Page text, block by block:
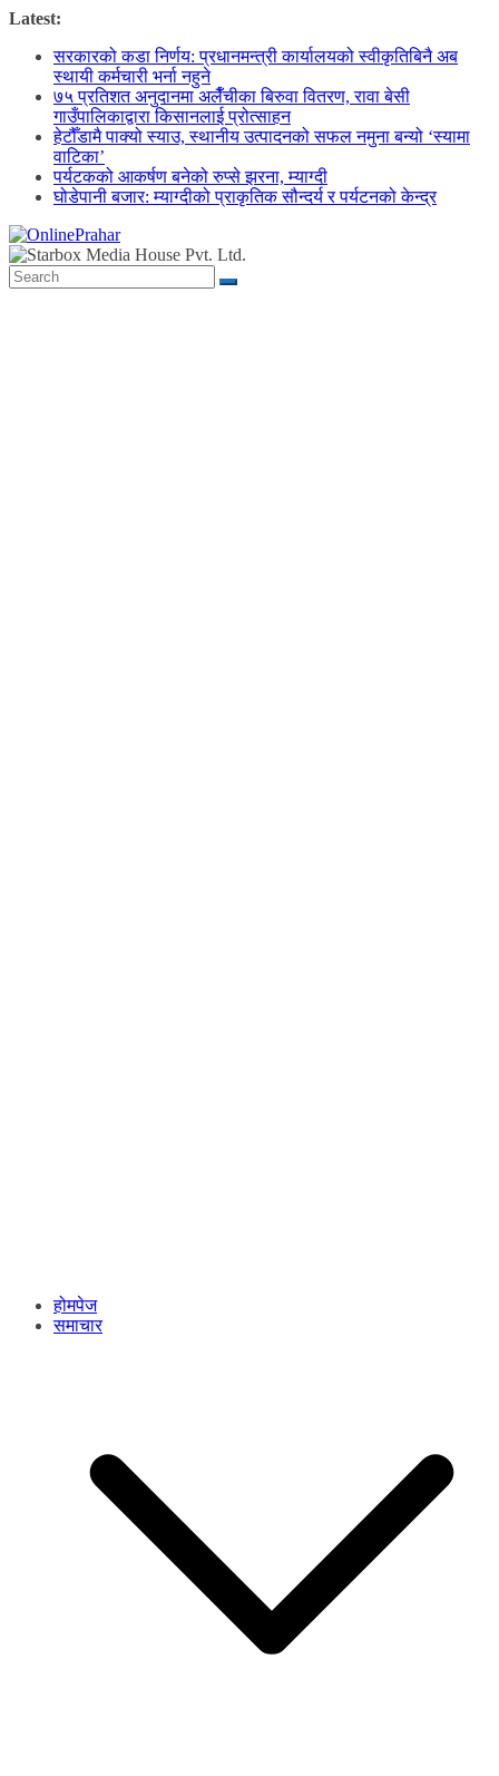
Skip
content
Latest:
सरकारको कडा निर्णय: प्रधानमन्त्री कार्यालयको स्वीकृतिबिनै अब
स्थायी कर्मचारी भर्ना नहुने
७५ प्रतिशत अनुदानमा अलैँचीका बिरुवा वितरण, रावा बेसी
गाउँपालिकाद्वारा किसानलाई प्रोत्साहन
हेटौँडामै पाक्यो स्याउ, स्थानीय उत्पादनको सफल नमुना बन्यो ‘स्यामा
वाटिका’
पर्यटकको आकर्षण बनेको रुप्से झरना, म्याग्दी
घोडेपानी बजार: म्याग्दीको प्राकृतिक सौन्दर्य र पर्यटनको केन्द्र
होमपेज
समाचार